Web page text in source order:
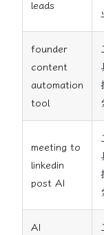
leads
founder
content
automation
tool
meeting to
linkedin
post AI
AI